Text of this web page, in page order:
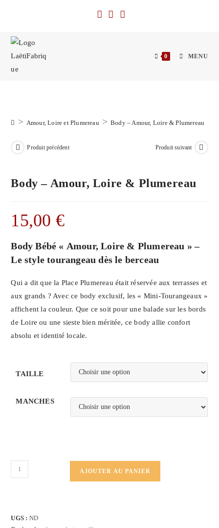
0 MENU
> Amour, Loire et Plumereau > Body – Amour, Loire & Plumereau
Produit précédent Produit suivant
Body – Amour, Loire & Plumereau
15,00 €
Body Bébé « Amour, Loire & Plumereau » –
Le style tourangeau dès le berceau
Qui a dit que la Place Plumereau était réservée aux terrasses et
aux grands ? Avec ce body exclusif, les « Mini-Tourangeaux »
affichent la couleur. Que ce soit pour une balade sur les bords
de Loire ou une sieste bien méritée, ce body allie confort
absolu et identité locale.
TAILLE
MANCHES
quantité
de
Amour,
AJOUTER AU PANIER
UGS : ND